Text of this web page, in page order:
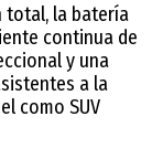
total, la batería
continua de
y una
a la
como SUV